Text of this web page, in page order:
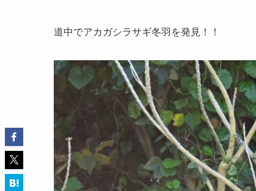
道中でアカガシラサギ冬羽を発見！！